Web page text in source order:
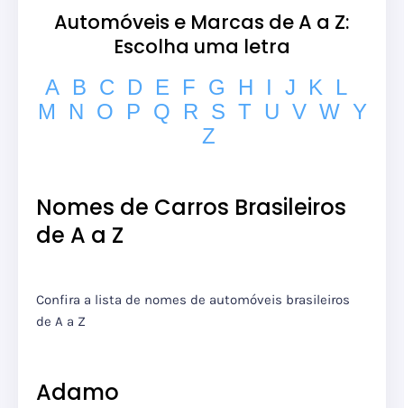
Automóveis e Marcas de A a Z:
Escolha uma letra
A B C D E F G H I J K
L
M
N O P Q R S T U V W Y
Z
Nomes de Carros Brasileiros
de A a Z
Confira a lista de nomes de automóveis brasileiros
de A a Z
Adamo